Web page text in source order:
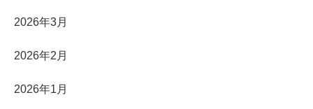
2026年3月
2026年2月
2026年1月